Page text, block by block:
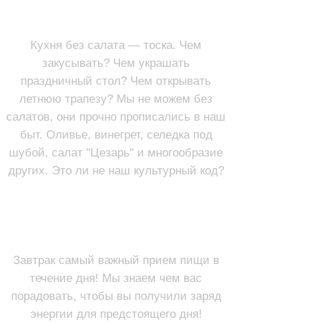
Кухня без салата — тоска. Чем
закусывать? Чем украшать
праздничный стол? Чем открывать
летнюю трапезу? Мы не можем без
салатов, они прочно прописались в наш
быт. Оливье, винегрет, селедка под
шубой, салат "Цезарь" и многообразие
других. Это ли не наш культурный код?
Завтрак самый важный прием пищи в
течение дня! Мы знаем чем вас
порадовать, чтобы вы получили заряд
энергии для предстоящего дня!